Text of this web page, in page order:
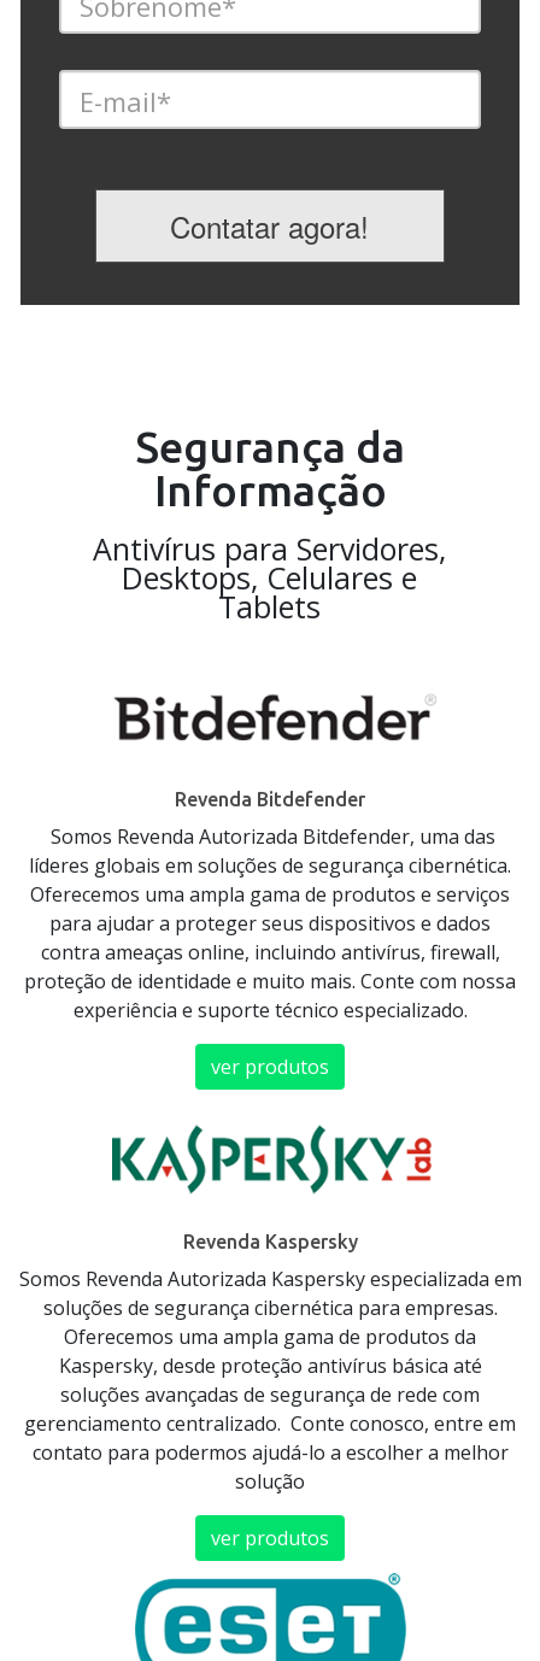
Segurança da
Informação
Antivírus para Servidores,
Desktops, Celulares e
Tablets
Revenda Bitdefender
Somos Revenda Autorizada Bitdefender, uma das
líderes globais em soluções de segurança cibernética.
Oferecemos uma ampla gama de produtos e serviços
para ajudar a proteger seus dispositivos e dados
contra ameaças online, incluindo antivírus, firewall,
proteção de identidade e muito mais. Conte com nossa
experiência e suporte técnico especializado.
ver produtos
Revenda Kaspersky
Somos Revenda Autorizada Kaspersky especializada em
soluções de segurança cibernética para empresas.
Oferecemos uma ampla gama de produtos da
Kaspersky, desde proteção antivírus básica até
soluções avançadas de segurança de rede com
gerenciamento centralizado. Conte conosco, entre em
contato para podermos ajudá-lo a escolher a melhor
solução
ver produtos